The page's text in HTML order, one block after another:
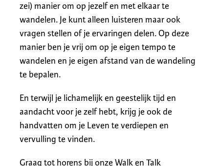
zei) manier om op jezelf en met elkaar te
wandelen. Je kunt alleen luisteren maar ook
vragen stellen of je ervaringen delen. Op deze
manier ben je vrij om op je eigen tempo te
wandelen en je eigen afstand van de wandeling
te bepalen.
En terwijl je lichamelijk en geestelijk tijd en
aandacht voor je zelf hebt, krijg je ook de
handvatten om je Leven te verdiepen en
vervulling te vinden.
Graag tot horens bij onze Walk en Talk